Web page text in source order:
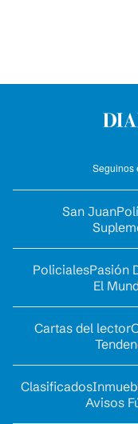
Seguinos
San Juan
PolicialesPasión
El
Cartas del lector
Clasificados
Avisos